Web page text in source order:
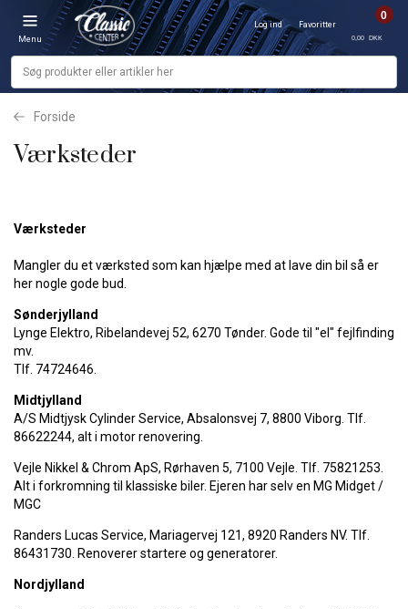
Menu
Log ind Favoritter
0
0,00 DKK
Forside
Værksteder
Værksteder
Mangler du et værksted som kan hjælpe med at lave din bil så er
her nogle gode bud.
Sønderjylland
Lynge Elektro, Ribelandevej 52, 6270 Tønder. Gode til "el" fejlfinding
mv.
Tlf. 74724646.
Midtjylland
A/S Midtjysk Cylinder Service, Absalonsvej 7, 8800 Viborg. Tlf.
86622244, alt i motor renovering.
Vejle Nikkel & Chrom ApS, Rørhaven 5, 7100 Vejle. Tlf. 75821253.
Alt i forkromning til klassiske biler. Ejeren har selv en MG Midget /
MGC
Randers Lucas Service, Mariagervej 121, 8920 Randers NV. Tlf.
86431730. Renoverer startere og generatorer.
Nordjylland